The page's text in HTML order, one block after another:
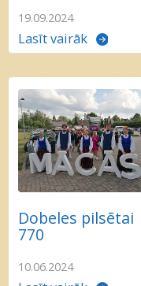
19.09.2024
Lasīt vairāk
Dobeles pilsētai
770
10.06.2024